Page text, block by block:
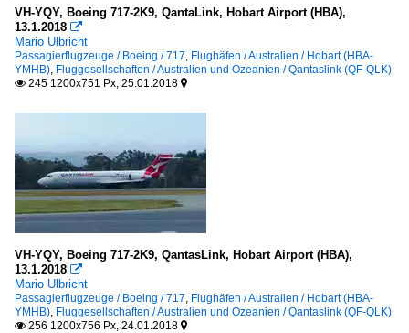
VH-YQY, Boeing 717-2K9, QantaLink, Hobart Airport (HBA),
13.1.2018 
Mario Ulbricht
Passagierflugzeuge / Boeing / 717, Flughäfen / Australien / Hobart (HBA-
YMHB), Fluggesellschaften / Australien und Ozeanien / Qantaslink (QF-QLK)
 245 1200x751 Px, 25.01.2018 
VH-YQY, Boeing 717-2K9, QantasLink, Hobart Airport (HBA),
13.1.2018 
Mario Ulbricht
Passagierflugzeuge / Boeing / 717, Flughäfen / Australien / Hobart (HBA-
YMHB), Fluggesellschaften / Australien und Ozeanien / Qantaslink (QF-QLK)
 256 1200x756 Px, 24.01.2018 